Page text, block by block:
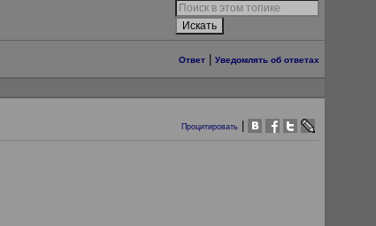
Ответ Уведомлять об ответах
Процитировать